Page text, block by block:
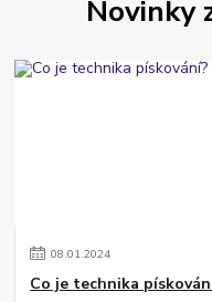
Novinky
08.01.2024
Co je technika